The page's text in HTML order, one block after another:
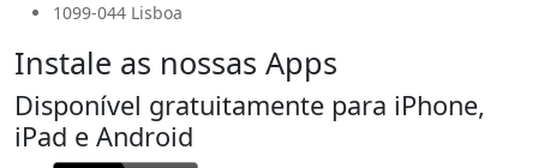
1099-044 Lisboa
Instale as nossas Apps
Disponível gratuitamente para iPhone,
iPad e Android